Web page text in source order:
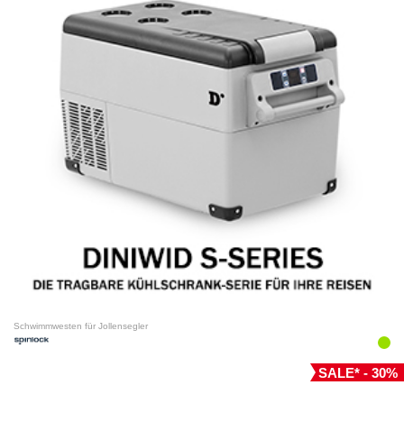
Schwimmwesten für Jollensegler
SALE* - 30%